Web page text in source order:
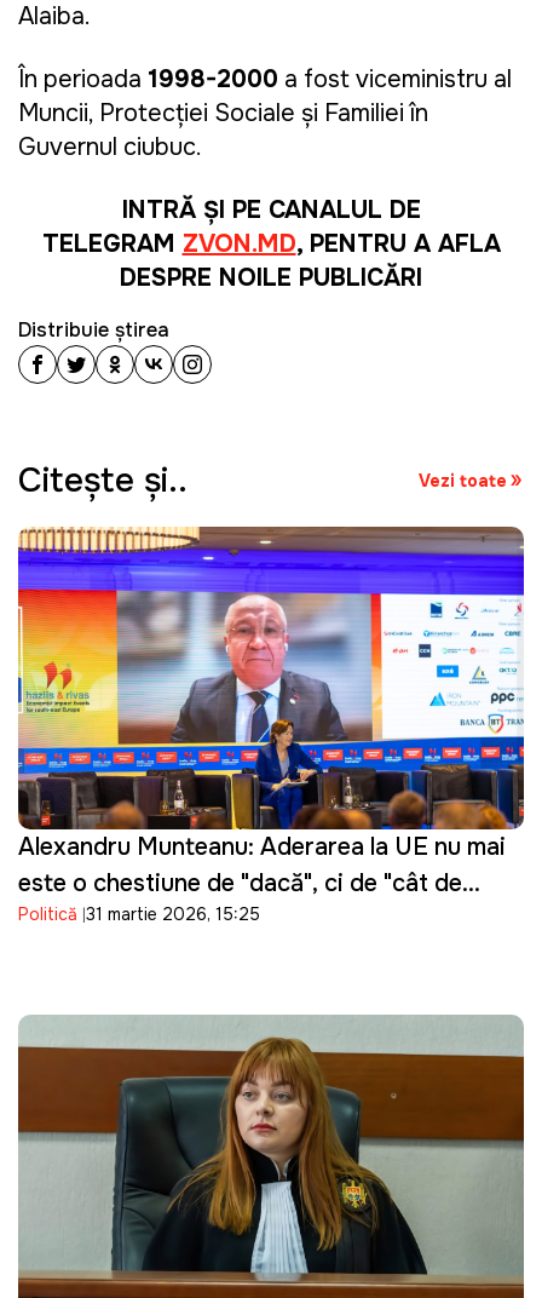
Alaiba.
În perioada 1998-2000 a fost viceministru al
Muncii, Protecției Sociale și Familiei în
Guvernul ciubuc.
INTRĂ ȘI PE CANALUL DE
TELEGRAM ZVON.MD, PENTRU A AFLA
DESPRE NOILE PUBLICĂRI
Distribuie știrea
Citeşte şi.. Vezi toate
Alexandru Munteanu: Aderarea la UE nu mai
este o chestiune de "dacă", ci de "cât de
repede"
Politică 31 martie 2026, 15:25